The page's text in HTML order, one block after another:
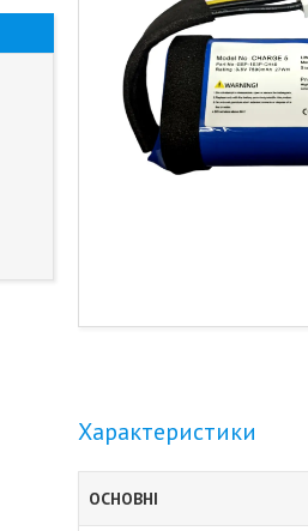
Характеристики
ОСНОВНІ